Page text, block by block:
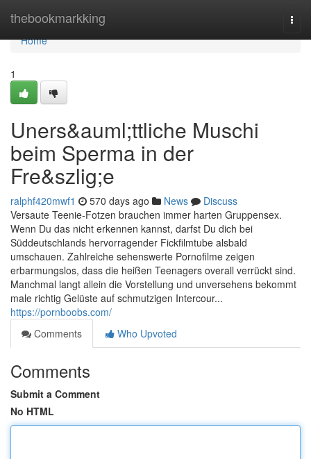
thebookmarkking
Home
Home
1
Uners&auml;ttliche Muschi
beim Sperma in der
Fre&szlig;e
ralphf420mwf1 570 days ago News
Discuss
Versaute Teenie-Fotzen brauchen immer harten Gruppensex.
Wenn Du das nicht erkennen kannst, darfst Du dich bei
Süddeutschlands hervorragender Fickfilmtube alsbald
umschauen. Zahlreiche sehenswerte Pornofilme zeigen
erbarmungslos, dass die heißen Teenagers overall verrückt sind.
Manchmal langt allein die Vorstellung und unversehens bekommt
male richtig Gelüste auf schmutzigen Intercour...
https://pornboobs.com/
Comments
Who Upvoted
Comments
Submit a Comment
No HTML